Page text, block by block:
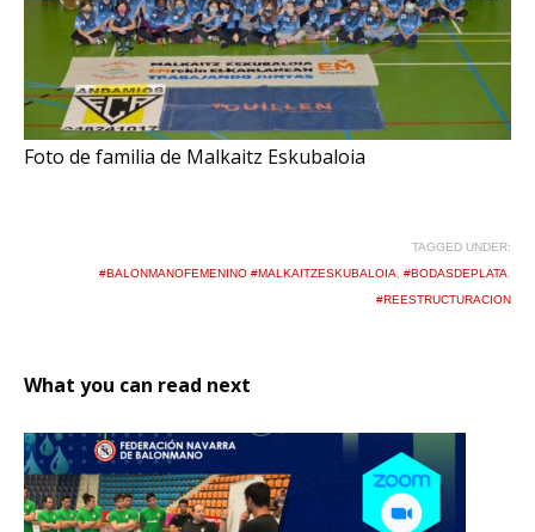
Foto de familia de Malkaitz Eskubaloia
TAGGED UNDER:
#BALONMANOFEMENINO #MALKAITZESKUBALOIA
#BODASDEPLATA
#REESTRUCTURACION
What you can read next